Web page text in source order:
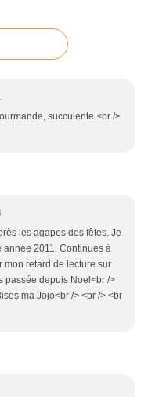
succulente.<br />
les agapes des fêtes. Je
année 2011. Continues à
mon retard de lecture sur
passée depuis Noel<br />
ma Jojo<br /> <br /> <br